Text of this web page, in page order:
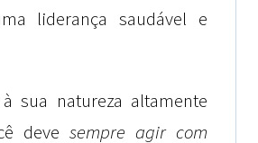
liderança saudável e
natureza altamente
deve sempre agir com